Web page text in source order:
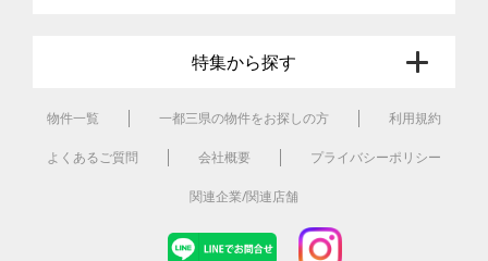
特集から探す
物件一覧 一都三県の物件をお探しの方 利用規約
よくあるご質問 会社概要 プライバシーポリシー
関連企業/関連店舗